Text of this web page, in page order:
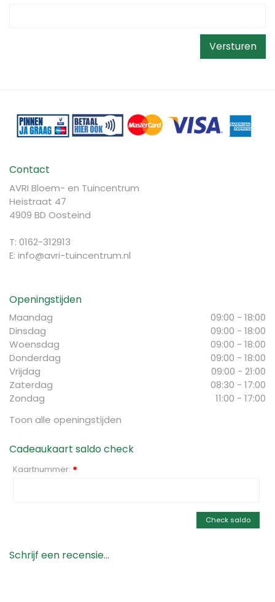
Contact
AVRI Bloem- en Tuincentrum
Heistraat 47
4909 BD Oosteind
T: 0162-312913
E: info@avri-tuincentrum.nl
Openingstijden
Maandag
09:00 - 18:00
Dinsdag
09:00 - 18:00
Woensdag
09:00 - 18:00
Donderdag
09:00 - 18:00
Vrijdag
09:00 - 21:00
Zaterdag
08:30 - 17:00
Zondag
11:00 - 17:00
Toon alle openingstijden
Cadeaukaart saldo check
Kaartnummer: *
Check saldo
Schrijf een recensie...